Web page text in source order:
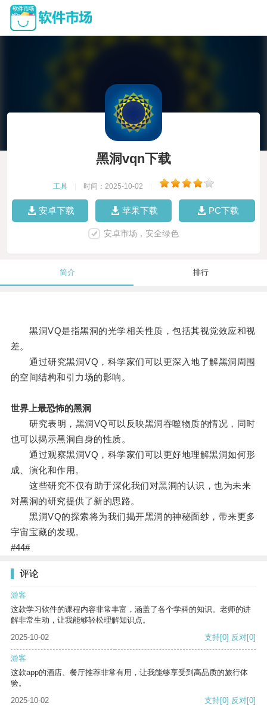
黑洞vqn下载
工具 时间：2025-10-02
安卓下载 苹果下载 PC下载
安卓市场，安全绿色
简介 排行
黑洞VQ是指黑洞的光学相关性质，包括其视觉效应和视
差。
通过研究黑洞VQ，科学家们可以更深入地了解黑洞周围
的空间结构和引力场的影响。
世界上最恐怖的黑洞
研究表明，黑洞VQ可以反映黑洞吞噬物质的情况，同时
也可以揭示黑洞自身的性质。
通过观察黑洞VQ，科学家们可以更好地理解黑洞如何形
成、演化和作用。
这些研究不仅有助于深化我们对黑洞的认识，也为未来
对黑洞的研究提供了新的思路。
黑洞VQ的探索将为我们揭开黑洞的神秘面纱，带来更多
宇宙宝藏的发现。
#44#
评论
游客
这款学习软件的课程内容非常丰富，涵盖了各个学科的知识。老师的讲
解非常生动，让我能够轻松理解知识点。
2025-10-02
支持[0] 反对[0]
游客
这款app的酒店、餐厅推荐非常有用，让我能够享受到高品质的旅行体
验。
2025-10-02
支持[0] 反对[0]